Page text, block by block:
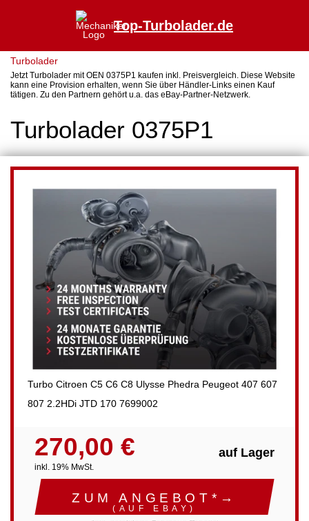
Top-Turbolader.de
Turbolader
Jetzt Turbolader mit OEN 0375P1 kaufen inkl. Preisvergleich. Diese Website
kann eine Provision erhalten, wenn Sie über Händler-Links einen Kauf
tätigen. Zu den Partnern gehört u.a. das eBay-Partner-Netzwerk.
Turbolader 0375P1
Turbo Citroen C5 C6 C8 Ulysse Phedra Peugeot 407 607
807 2.2HDi JTD 170 7699002
270,00 €
inkl. 19% MwSt.
auf Lager
ZUM ANGEBOT*→
(AUF EBAY)